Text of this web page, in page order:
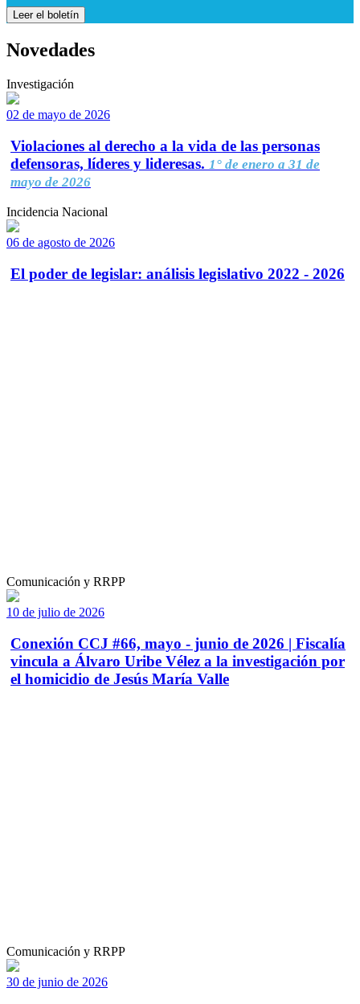
Leer el boletín
Novedades
Investigación
02 de mayo de 2026
Violaciones al derecho a la vida de las personas
defensoras, líderes y lideresas. 1° de enero a 31 de
mayo de 2026
Incidencia Nacional
06 de agosto de 2026
El poder de legislar: análisis legislativo 2022 - 2026
Comunicación y RRPP
10 de julio de 2026
Conexión CCJ #66, mayo - junio de 2026 | Fiscalía
vincula a Álvaro Uribe Vélez a la investigación por
el homicidio de Jesús María Valle
Comunicación y RRPP
30 de junio de 2026